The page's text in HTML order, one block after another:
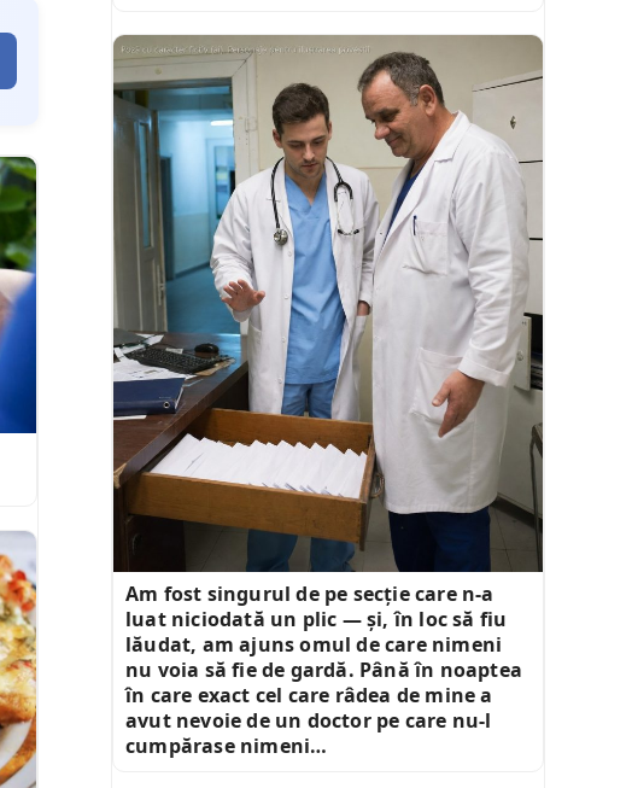
Am fost singurul de pe secție care n-a
luat niciodată un plic — și, în loc să fiu
lăudat, am ajuns omul de care nimeni
nu voia să fie de gardă. Până în noaptea
în care exact cel care râdea de mine a
avut nevoie de un doctor pe care nu-l
cumpărase nimeni…